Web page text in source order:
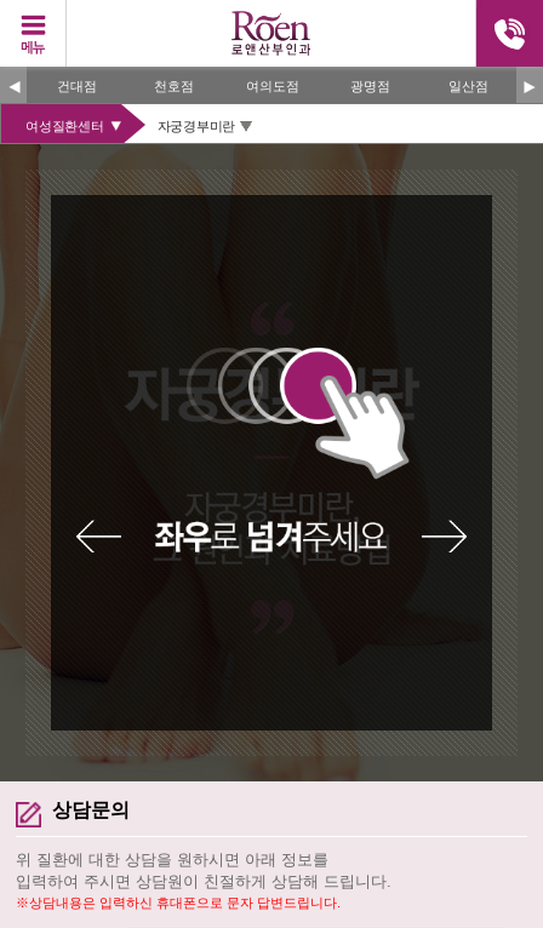
건대점 천호점 여의도점 광명점 일산점
여성질환센터 자궁경부미란
상담문의
위 질환에 대한 상담을 원하시면 아래 정보를
입력하여 주시면 상담원이 친절하게 상담해 드립니다.
※상담내용은 입력하신 휴대폰으로 문자 답변드립니다.